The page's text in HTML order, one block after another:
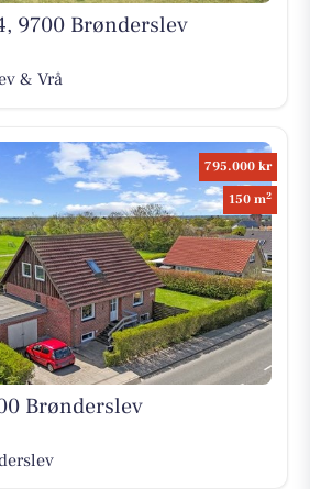
9700 Brønderslev
& Vrå
795.000 kr
150 m2
Brønderslev